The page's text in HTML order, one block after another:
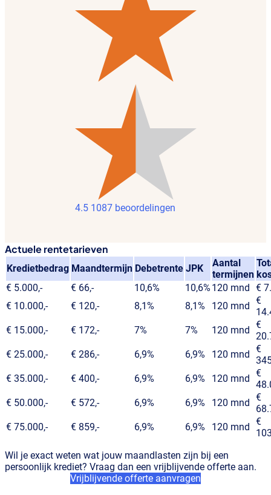
4.5 1087 beoordelingen
Actuele rentetarieven
Kredietbedrag Maandtermijn Debetrente JPK
Aantal
termijnen
€ 5.000,-
€ 66,- 10,6% 10,6% 120 mnd
€
€ 10.000,-
€ 120,- 8,1% 8,1% 120 mnd
€
€ 15.000,-
€ 172,- 7% 7% 120 mnd
€
€ 25.000,-
€ 286,- 6,9% 6,9% 120 mnd
€
€ 35.000,-
€ 400,- 6,9% 6,9% 120 mnd
€
€ 50.000,-
€ 572,- 6,9% 6,9% 120 mnd
€
€ 75.000,-
€ 859,- 6,9% 6,9% 120 mnd
€
Wil je exact weten wat jouw maandlasten zijn bij een
persoonlijk krediet? Vraag dan een vrijblijvende offerte aan.
Vrijblijvende offerte aanvragen